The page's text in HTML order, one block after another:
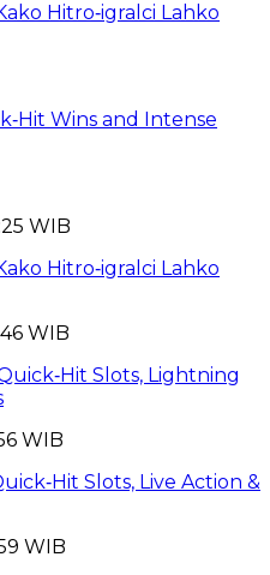
Hitro‑igralci Lahko
Wins and Intense
WIB
Hitro‑igralci Lahko
WIB
Slots, Lightning
WIB
Slots, Live Action &
WIB